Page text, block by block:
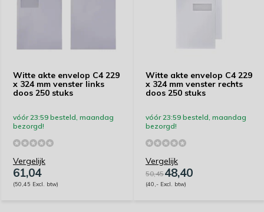
Witte akte envelop C4 229
x 324 mm venster links
doos 250 stuks
vóór 23:59 besteld, maandag
bezorgd!
Vergelijk
61,04
(50,45 Excl. btw)
Witte akte envelop C4 229
x 324 mm venster rechts
doos 250 stuks
vóór 23:59 besteld, maandag
bezorgd!
Vergelijk
50,4548,40
(40,- Excl. btw)